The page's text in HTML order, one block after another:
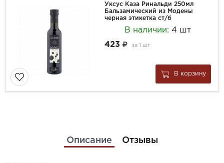
Уксус Каза Ринальди 250мл
Бальзамический из Модены
черная этикетка ст/б
В наличии: 4 шт
423
за 1 шт
В корзину
Описание Отзывы